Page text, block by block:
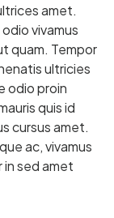
amet.
vivamus
quam. Tempor
ultricies
odio proin
quis id
cursus amet.
ac, vivamus
sed amet